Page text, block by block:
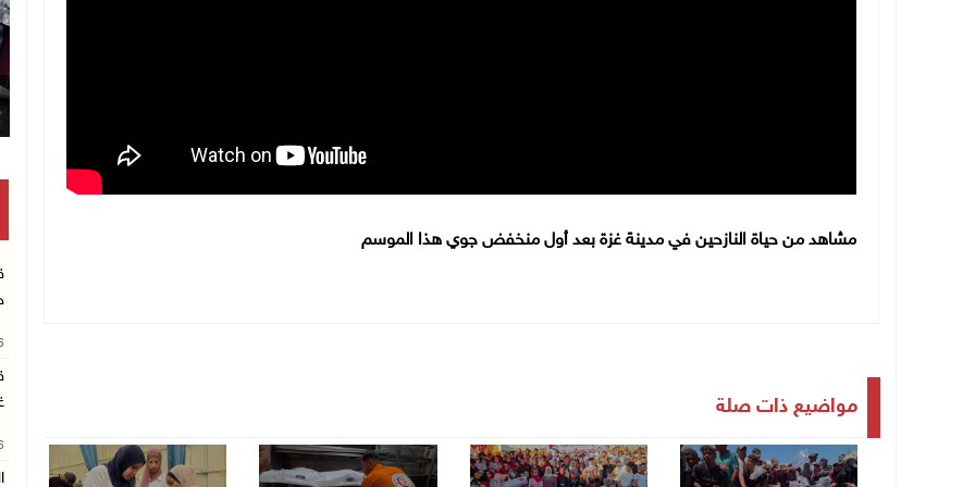
مشاهد من حياة النازحين في مدينة غزة بعد أول منخفض جوي هذا الموسم
مواضيع ذات صلة